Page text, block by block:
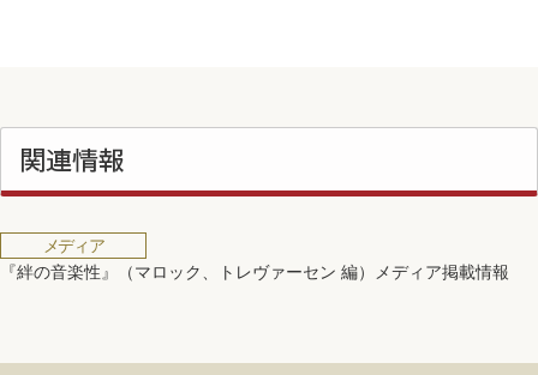
関連情報
メディア
『絆の音楽性』（マロック、トレヴァーセン 編）メディア掲載情報